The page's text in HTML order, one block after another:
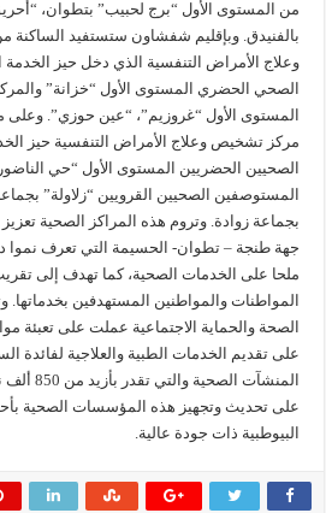
من المستوى الأول “برج لحبيب” بتطوان،
بالفنيدق. وبإقليم شفشاون ستستفيد
وعلاج الأمراض التنفسية الذي دخل حيز الخدمة
الصحي الحضري المستوى الأول “خزانة”
المستوى الأول “غروزيم”، “عين حوزي”.
مركز تشخيص وعلاج الأمراض التنفسية حيز
الصحيين الحضريين المستوى الأول “حي
المستوصفين الصحيين القرويين “زلاولة”
بجماعة زوادة. وتروم هذه المراكز الصحية
جهة طنجة – تطوان- الحسيمة التي تعرف نموا
ملحا على الخدمات الصحية، كما تهدف إلى
المواطنات والمواطنين المستهدفين بخدماتها.
الصحة والحماية الاجتماعية عملت على تعبئة
على تقديم الخدمات الطبية والعلاجية لفائدة
المنشآت
على تحديث وتجهيز هذه المؤسسات الصحية
البيوطبية ذات جودة عالية.